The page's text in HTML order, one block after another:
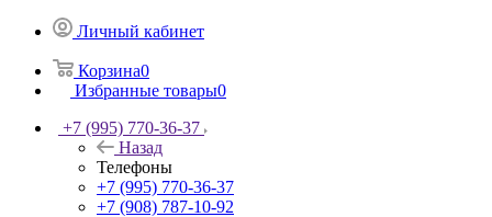
Личный кабинет
Корзина0
Избранные товары0
+7 (995) 770-36-37
Назад
Телефоны
+7 (995) 770-36-37
+7 (908) 787-10-92